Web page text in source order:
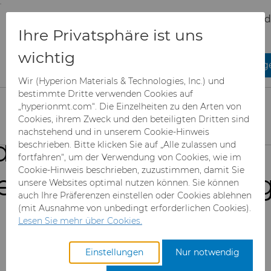
;
site. Products and
information are based on this region.
Produkte
Superabrasive Schleifmittel
Mesh CBN
Mikron-CBN-Pulver
Can Tooling
Cupper Press Tooling-Lösungen
Hartmetallstäbe
Branchen & Anwendungen
Luft- und Raumfahrt
Automotive-Werkzeuge
Leistungen
Registrieren Sie sich für den Zugang zum
Hyperion Kundenportal
GrindingHub 2026
2026:
für
Mai 05 - Mai 08, 2026
Ihre Privatsphäre ist uns
wichtig
Wir (Hyperion Materials & Technologies, Inc.) und
bestimmte Dritte verwenden Cookies auf
„hyperionmt.com“. Die Einzelheiten zu den Arten von
Cookies, ihrem Zweck und den beteiligten Dritten sind
nachstehend und in unserem Cookie-Hinweis
beschrieben. Bitte klicken Sie auf „Alle zulassen und
fortfahren“, um der Verwendung von Cookies, wie im
Cookie-Hinweis beschrieben, zuzustimmen, damit Sie
unsere Websites optimal nutzen können. Sie können
auch Ihre Präferenzen einstellen oder Cookies ablehnen
(mit Ausnahme von unbedingt erforderlichen Cookies).
Lesen Sie mehr über Cookies.
Einstellungen Nur notwendig